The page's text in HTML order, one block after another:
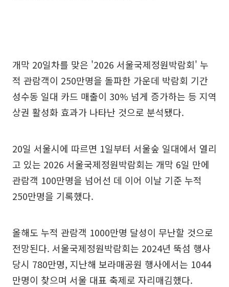
개막 20일차를 맞은 '2026 서울국제정원박람회' 누
적 관람객이 250만명을 돌파한 가운데 박람회 기간
성수동 일대 카드 매출이 30% 넘게 증가하는 등 지역
상권 활성화 효과가 나타난 것으로 분석됐다.
20일 서울시에 따르면 1일부터 서울숲 일대에서 열리
고 있는 2026 서울국제정원박람회는 개막 6일 만에
관람객 100만명을 넘어선 데 이어 이날 기준 누적
250만명을 기록했다.
올해도 누적 관람객 1000만명 달성이 무난할 것으로
전망된다. 서울국제정원박람회는 2024년 뚝섬 행사
당시 780만명, 지난해 보라매공원 행사에서는 1044
만명이 찾으며 서울 대표 축제로 자리매김했다.